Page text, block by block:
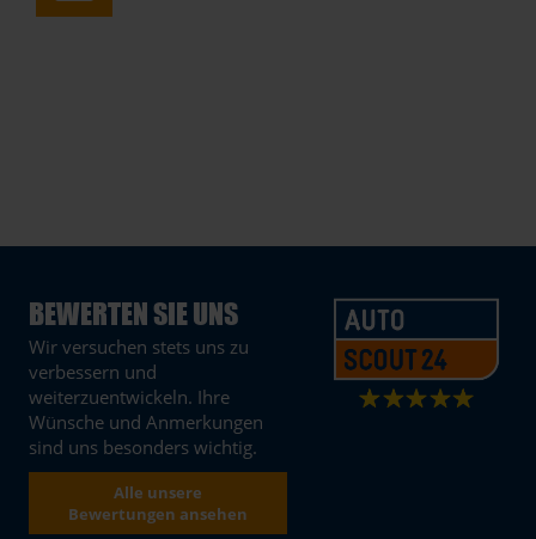
BEWERTEN SIE UNS
Wir versuchen stets uns zu
verbessern und
weiterzuentwickeln. Ihre
Wünsche und Anmerkungen
sind uns besonders wichtig.
Alle unsere
Bewertungen ansehen